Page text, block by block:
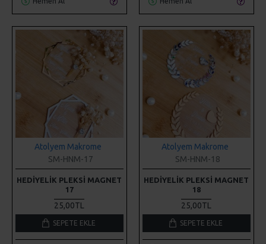
Atolyem Makrome
SM-HNM-17
HEDIYELIK PLEKSI MAGNET
25,00TL
SEPETE EKLE
Hemen Al
Atolyem Makrome
SM-HNM-18
HEDIYELIK PLEKSI MAGNET
25,00TL
SEPETE EKLE
Hemen Al